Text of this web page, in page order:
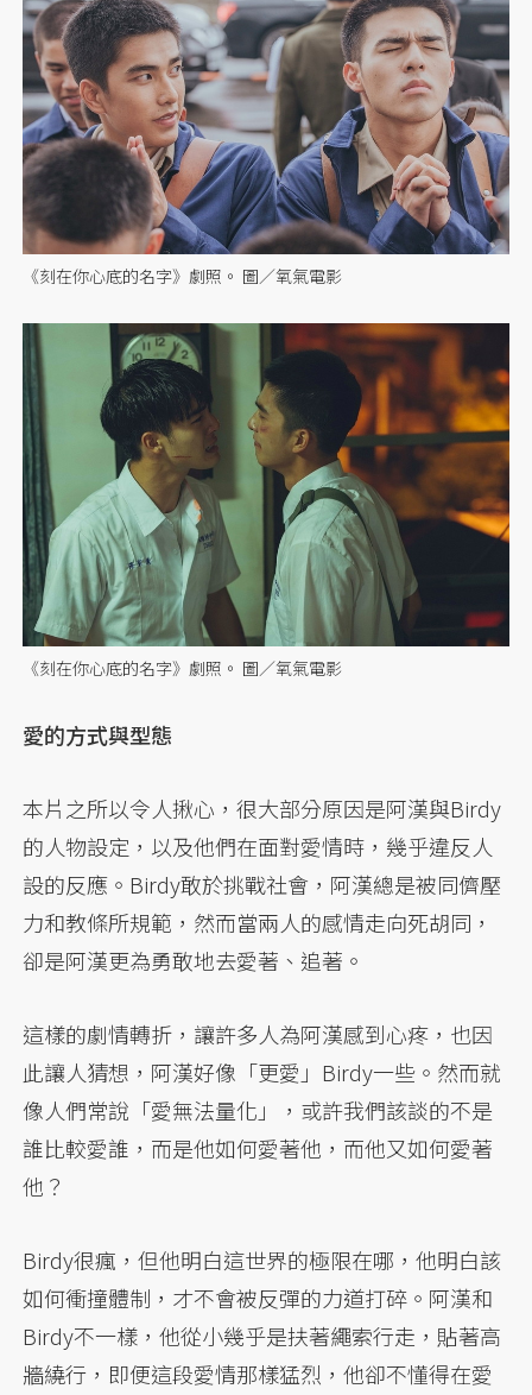
《刻在你心底的名字》劇照。 圖／氧氣電影
《刻在你心底的名字》劇照。 圖／氧氣電影
愛的方式與型態
本片之所以令人揪心，很大部分原因是阿漢與Birdy
的人物設定，以及他們在面對愛情時，幾乎違反人
設的反應。Birdy敢於挑戰社會，阿漢總是被同儕壓
力和教條所規範，然而當兩人的感情走向死胡同，
卻是阿漢更為勇敢地去愛著、追著。
這樣的劇情轉折，讓許多人為阿漢感到心疼，也因
此讓人猜想，阿漢好像「更愛」Birdy一些。然而就
像人們常說「愛無法量化」，或許我們該談的不是
誰比較愛誰，而是他如何愛著他，而他又如何愛著
他？
Birdy很瘋，但他明白這世界的極限在哪，他明白該
如何衝撞體制，才不會被反彈的力道打碎。阿漢和
Birdy不一樣，他從小幾乎是扶著繩索行走，貼著高
牆繞行，即便這段愛情那樣猛烈，他卻不懂得在愛